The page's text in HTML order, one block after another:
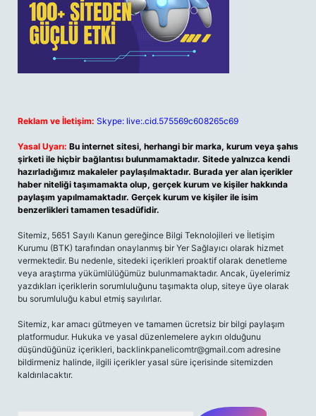
Reklam ve İletişim: Skype: live:.cid.575569c608265c69
Yasal Uyarı: Bu internet sitesi, herhangi bir marka, kurum veya şahıs
şirketi ile hiçbir bağlantısı bulunmamaktadır. Sitede yalnızca kendi
hazırladığımız makaleler paylaşılmaktadır. Burada yer alan içerikler
haber niteliği taşımamakta olup, gerçek kurum ve kişiler hakkında
paylaşım yapılmamaktadır. Gerçek kurum ve kişiler ile isim
benzerlikleri tamamen tesadüfidir.
Sitemiz, 5651 Sayılı Kanun gereğince Bilgi Teknolojileri ve İletişim
Kurumu (BTK) tarafından onaylanmış bir Yer Sağlayıcı olarak hizmet
vermektedir. Bu nedenle, sitedeki içerikleri proaktif olarak denetleme
veya araştırma yükümlülüğümüz bulunmamaktadır. Ancak, üyelerimiz
yazdıkları içeriklerin sorumluluğunu taşımakta olup, siteye üye olarak
bu sorumluluğu kabul etmiş sayılırlar.
Sitemiz, kar amacı gütmeyen ve tamamen ücretsiz bir bilgi paylaşım
platformudur. Hukuka ve yasal düzenlemelere aykırı olduğunu
düşündüğünüz içerikleri, backlinkpanelicomtr@gmail.com adresine
bildirmeniz halinde, ilgili içerikler yasal süre içerisinde sitemizden
kaldırılacaktır.